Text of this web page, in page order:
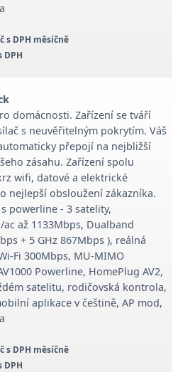
s DPH měsíčně
DPH
domácnosti. Zařízení se tváří
s neuvěřitelným pokrytím. Váš
přepojí na nejbližší
zásahu. Zařízení spolu
wifi, datové a elektrické
nejlepší obsloužení zákazníka.
s powerline - 3 satelity,
až 1133Mbps, Dualband
+ 5 GHz 867Mbps ), reálná
Fi 300Mbps, MU-MIMO
Powerline, HomePlug AV2,
satelitu, rodičovská kontrola,
aplikace v češtině, AP mod,
s DPH měsíčně
DPH